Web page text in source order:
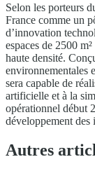
Selon les porteurs
France comme un
d’innovation
espaces de 2500
haute densité.
environnementales
sera capable de
artificielle et à la
opérationnel début
développement des
Autres